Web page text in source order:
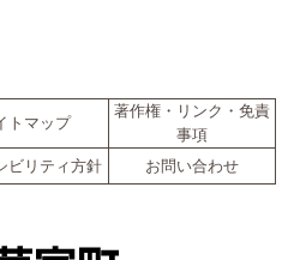
トマップ
著作権・リンク・免責
事項
ビリティ方針 お問い合わせ